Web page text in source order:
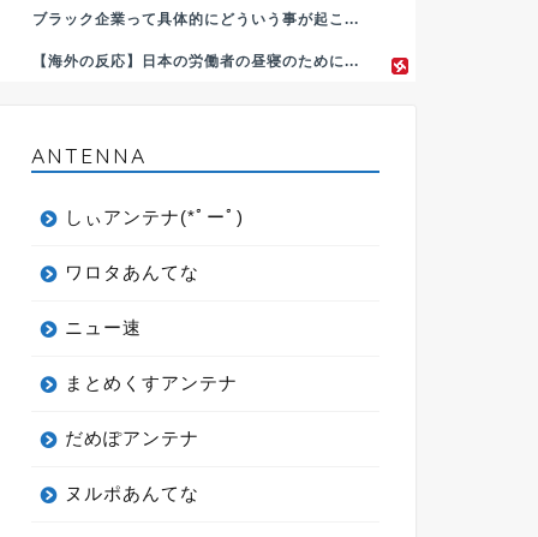
ブラック企業って具体的にどういう事が起こ...
【海外の反応】日本の労働者の昼寝のために...
ANTENNA
しぃアンテナ(*ﾟーﾟ)
ワロタあんてな
ニュー速
まとめくすアンテナ
だめぽアンテナ
ヌルポあんてな